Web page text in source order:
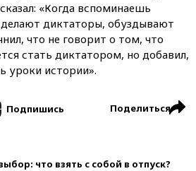
«Когда вспоминаешь
диктаторы, обуздывают
что не говорит о том, что
стать диктатором, но добавил,
уроки истории».
Подпишись Поделиться
что взять с собой в отпуск?